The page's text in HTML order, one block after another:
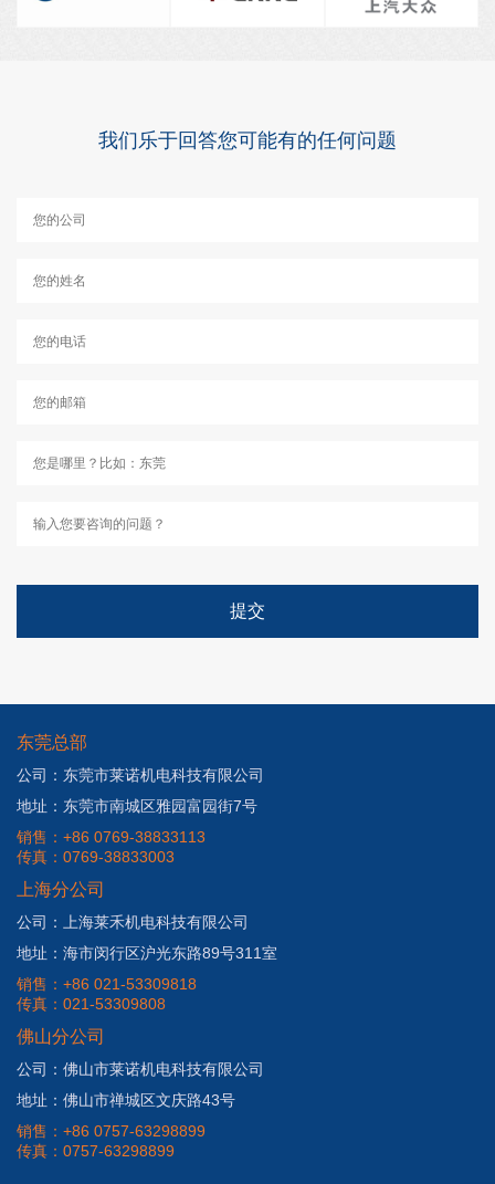
我们乐于回答您可能有的任何问题
东莞总部
公司：东莞市莱诺机电科技有限公司
地址：东莞市南城区雅园富园街7号
销售：+86 0769-38833113
传真：0769-38833003
上海分公司
公司：上海莱禾机电科技有限公司
地址：海市闵行区沪光东路89号311室
销售：+86 021-53309818
传真：021-53309808
佛山分公司
公司：佛山市莱诺机电科技有限公司
地址：佛山市禅城区文庆路43号
销售：+86 0757-63298899
传真：0757-63298899